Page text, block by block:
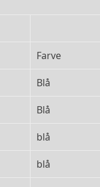
Farve
Blå
Blå
blå
blå